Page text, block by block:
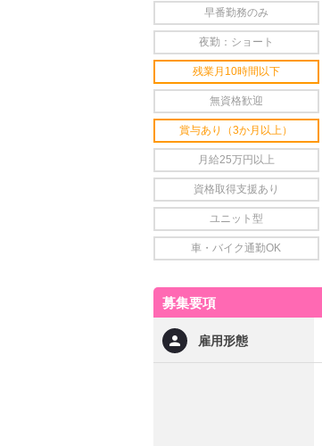
早番勤務のみ
夜勤：ショート
残業月10時間以下
無資格歓迎
賞与あり（3か月以上）
月給25万円以上
資格取得支援あり
ユニット型
車・バイク通勤OK
募集要項
雇用形態